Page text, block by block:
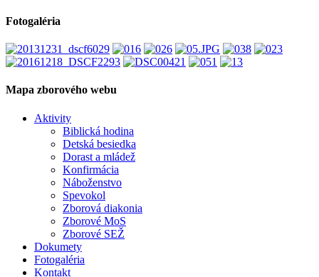
Fotogaléria
Mapa zborového webu
Aktivity
Biblická hodina
Detská besiedka
Dorast a mládež
Konfirmácia
Náboženstvo
Spevokol
Zborová diakonia
Zborové MoS
Zborové SEŽ
Dokumety
Fotogaléria
Kontakt